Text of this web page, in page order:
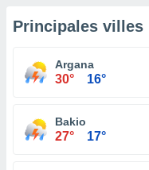
Principales villes
Argana
30° 16°
Bakio
27° 17°